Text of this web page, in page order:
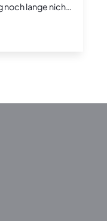
noch lange nicht